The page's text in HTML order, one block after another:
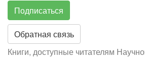
Подписаться
Обратная связь
Книги, доступные читателям